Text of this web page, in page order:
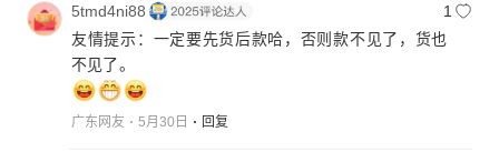
5tmd4ni88
1
友情提示：一定要先货后款哈，否则款不见了，货也
广东网友 5月30日 回复